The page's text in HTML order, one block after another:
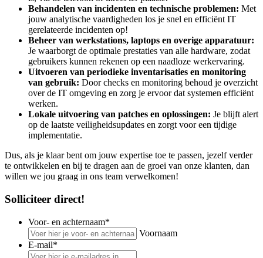
Behandelen van incidenten en technische problemen: Met
jouw analytische vaardigheden los je snel en efficiënt IT
gerelateerde incidenten op!
Beheer van werkstations, laptops en overige apparatuur:
Je waarborgt de optimale prestaties van alle hardware, zodat
gebruikers kunnen rekenen op een naadloze werkervaring.
Uitvoeren van periodieke inventarisaties en monitoring
van gebruik: Door checks en monitoring behoud je overzicht
over de IT omgeving en zorg je ervoor dat systemen efficiënt
werken.
Lokale uitvoering van patches en oplossingen: Je blijft alert
op de laatste veiligheidsupdates en zorgt voor een tijdige
implementatie.
Dus, als je klaar bent om jouw expertise toe te passen, jezelf verder
te ontwikkelen en bij te dragen aan de groei van onze klanten, dan
willen we jou graag in ons team verwelkomen!
Solliciteer direct!
Voor- en achternaam*
Voornaam
E-mail*